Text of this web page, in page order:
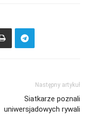
Następny artykuł
Siatkarze poznali
uniwersjadowych rywali